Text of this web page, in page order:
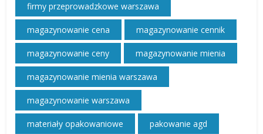
firmy przeprowadzkowe warszawa
magazynowanie cena magazynowanie cennik
magazynowanie ceny magazynowanie mienia
magazynowanie mienia warszawa
magazynowanie warszawa
materiały opakowaniowe pakowanie agd